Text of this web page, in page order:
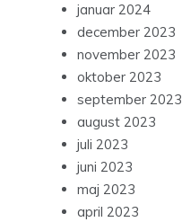
januar 2024
december 2023
november 2023
oktober 2023
september 2023
august 2023
juli 2023
juni 2023
maj 2023
april 2023